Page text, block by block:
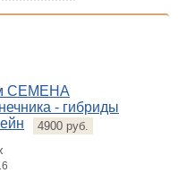
СЕМЕНА
- гибриды
4900 руб.